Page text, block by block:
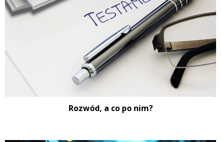
Rozwód, a co po nim?